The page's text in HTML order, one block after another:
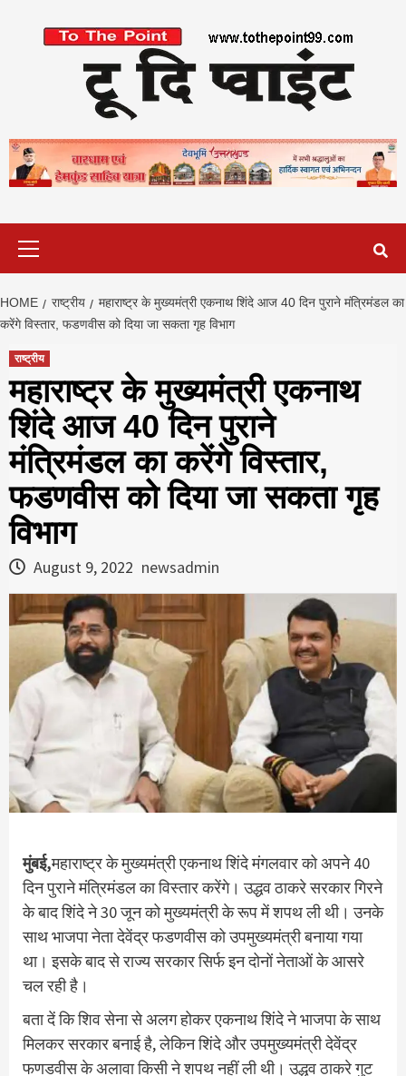
HOME राष्ट्रीय
महाराष्ट्र के मुख्यमंत्री एकनाथ शिंदे आज 40 दिन पुराने मंत्रिमंडल का
करेंगे विस्तार, फडणवीस को दिया जा सकता गृह विभाग
राष्ट्रीय
महाराष्ट्र के मुख्यमंत्री एकनाथ
शिंदे आज 40 दिन पुराने
मंत्रिमंडल का करेंगे विस्तार,
फडणवीस को दिया जा सकता गृह
विभाग
August 9, 2022 newsadmin
मुंबई,महाराष्ट्र के मुख्यमंत्री एकनाथ शिंदे मंगलवार को अपने 40
दिन पुराने मंत्रिमंडल का विस्तार करेंगे। उद्धव ठाकरे सरकार गिरने
के बाद शिंदे ने 30 जून को मुख्यमंत्री के रूप में शपथ ली थी। उनके
साथ भाजपा नेता देवेंद्र फडणवीस को उपमुख्यमंत्री बनाया गया
था। इसके बाद से राज्य सरकार सिर्फ इन दोनों नेताओं के आसरे
चल रही है।
बता दें कि शिव सेना से अलग होकर एकनाथ शिंदे ने भाजपा के साथ
मिलकर सरकार बनाई है, लेकिन शिंदे और उपमुख्यमंत्री देवेंद्र
फणडवीस के अलावा किसी ने शपथ नहीं ली थी। उद्धव ठाकरे गुट